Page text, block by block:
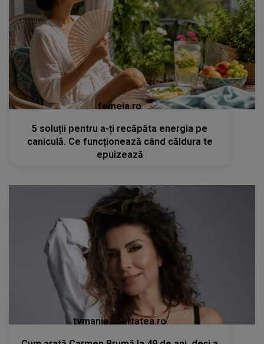
femeia.ro
5 soluții pentru a-ți recăpăta energia pe
caniculă. Ce funcționează când căldura te
epuizează
tvmania.libertatea.ro